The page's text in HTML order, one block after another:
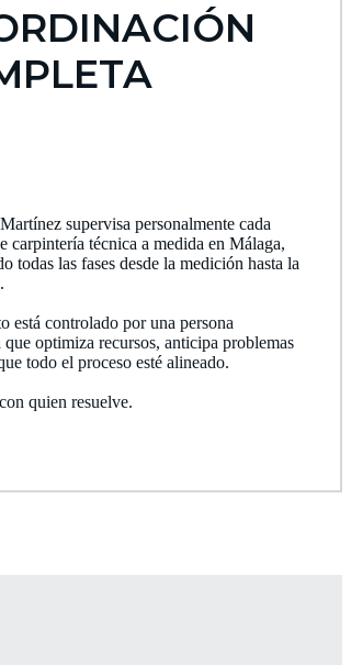
supervisa personalmente cada
carpintería técnica a medida en Málaga,
todas las fases desde la medición hasta la
está controlado por una persona
optimiza recursos, anticipa problemas
todo el proceso esté alineado.
quien resuelve.